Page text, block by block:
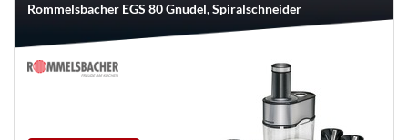
Rommelsbacher EGS 80 Gnudel, Spiralschneider